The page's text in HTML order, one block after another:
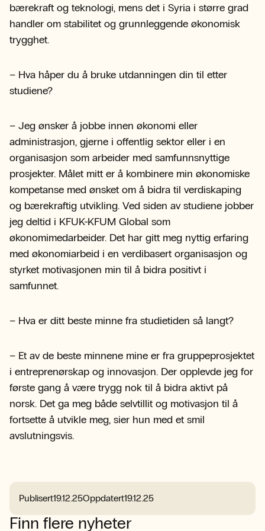
bærekraft og teknologi, mens det i Syria i større grad
handler om stabilitet og grunnleggende økonomisk
trygghet.
– Hva håper du å bruke utdanningen din til etter
studiene?
– Jeg ønsker å jobbe innen økonomi eller
administrasjon, gjerne i offentlig sektor eller i en
organisasjon som arbeider med samfunnsnyttige
prosjekter. Målet mitt er å kombinere min økonomiske
kompetanse med ønsket om å bidra til verdiskaping
og bærekraftig utvikling. Ved siden av studiene jobber
jeg deltid i KFUK-KFUM Global som
økonomimedarbeider. Det har gitt meg nyttig erfaring
med økonomiarbeid i en verdibasert organisasjon og
styrket motivasjonen min til å bidra positivt i
samfunnet.
– Hva er ditt beste minne fra studietiden så langt?
– Et av de beste minnene mine er fra gruppeprosjektet
i entreprenørskap og innovasjon. Der opplevde jeg for
første gang å være trygg nok til å bidra aktivt på
norsk. Det ga meg både selvtillit og motivasjon til å
fortsette å utvikle meg, sier hun med et smil
avslutningsvis.
Publisert19.12.25Oppdatert19.12.25
Finn flere nyheter